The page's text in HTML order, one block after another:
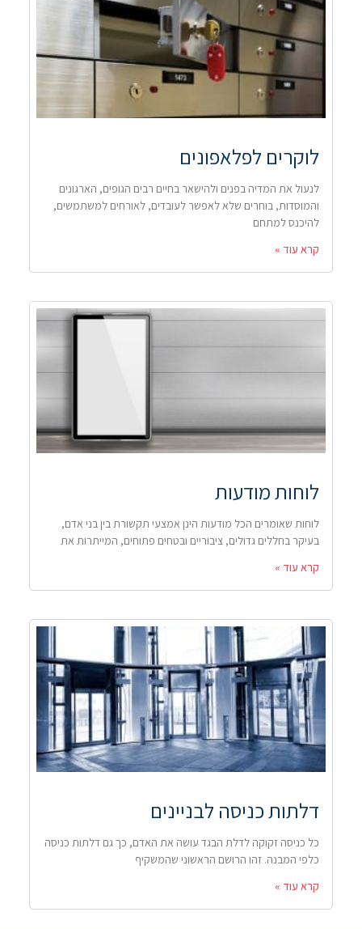
לוקרים לפלאפונים
לנעול את המדיה בפנים ולהישאר בחיים רבים הגופים, הארגונים
והמוסדות, בוחרים שלא לאפשר לעובדים, לאורחים למשתמשים,
להיכנס למתחם
קרא עוד »
לוחות מודעות
לוחות שאומרים הכל מודעות הינן אמצעי תקשורת בין בני אדם,
בעיקר בחללים גדולים, ציבוריים ובטחים פתוחים, המייתרות את
קרא עוד »
דלתות כניסה לבניינים
כל כניסה זקוקה לדלת הבגד עושה את האדם, כך גם דלתות כניסה
כלפי המבנה. זהו הרושם הראשוני שהמשקיף
קרא עוד »